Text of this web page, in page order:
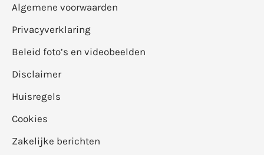
Algemene voorwaarden
Privacyverklaring
Beleid foto’s en videobeelden
Disclaimer
Huisregels
Cookies
Zakelijke berichten